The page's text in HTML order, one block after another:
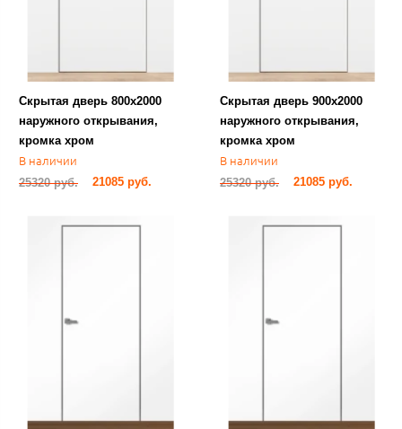
Скрытая дверь 800х2000
наружного открывания,
кромка хром
В наличии
25320 руб. 21085 руб.
Скрытая дверь 900х2000
наружного открывания,
кромка хром
В наличии
25320 руб. 21085 руб.